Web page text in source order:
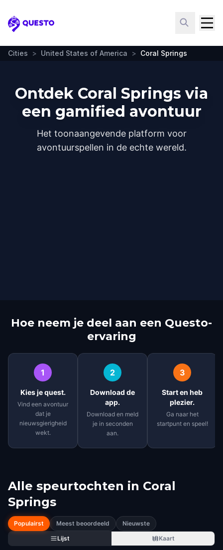
Questo
Cities > United States of America > Coral Springs
Ontdek Coral Springs via
een gamified avontuur
Het toonaangevende platform voor
avontuurspellen in de echte wereld.
Hoe neem je deel aan een Questo-
ervaring
1
Kies je quest.
Vind een avontuur
dat je
nieuwsgierigheid
wekt.
2
Download de
app.
Download en meld
je in seconden
aan.
3
Start en heb
plezier.
Ga naar het
startpunt en speel!
Alle speurtochten in Coral
Springs
Populairst Meest beoordeeld
Nieuwste
Lijst
Kaart